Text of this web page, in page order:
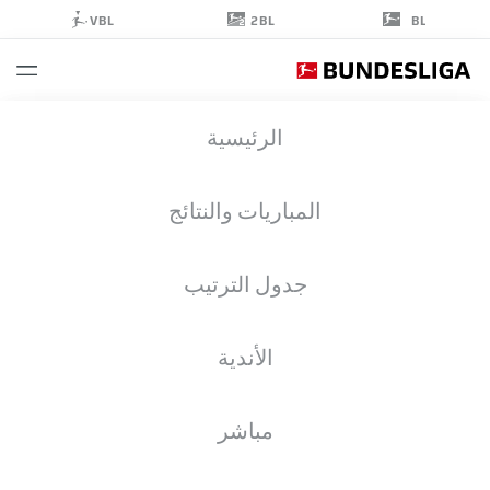
BL
2BL
VBL
الرئيسية
المباريات والنتائج
جدول الترتيب
الأندية
مباشر